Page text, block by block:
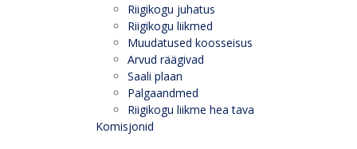
Riigikogu juhatus
Riigikogu liikmed
Muudatused koosseisus
Arvud räägivad
Saali plaan
Palgaandmed
Riigikogu liikme hea tava
Komisjonid